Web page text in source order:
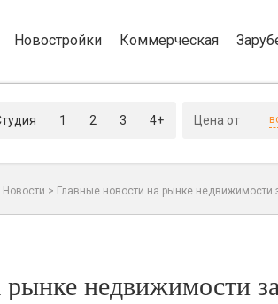
Новостройки Коммерческая
1 2 3 4+
Новости > Главные новости на рынке недвижимости
недвижимости